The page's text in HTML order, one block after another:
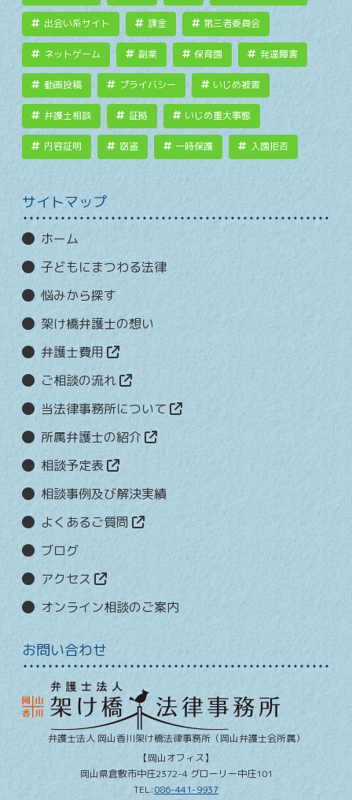
出会い系サイト 課金 第三者委員会
ネットゲーム 副業 保育園 発達障害
動画投稿 プライバシー いじめ被害
弁護士相談 証拠 いじめ重大事態
内容証明 窃盗 一時保護 入園拒否
サイトマップ
ホーム
子どもにまつわる法律
悩みから探す
架け橋弁護士の想い
弁護士費用
ご相談の流れ
当法律事務所について
所属弁護士の紹介
相談予定表
相談事例及び解決実績
よくあるご質問
ブログ
アクセス
オンライン相談のご案内
お問い合わせ
弁護士法人 岡山香川架け橋法律事務所（岡山弁護士会所属）
【岡山オフィス】
岡山県倉敷市中庄2372-4 グローリー中庄101
TEL:086-441-9937